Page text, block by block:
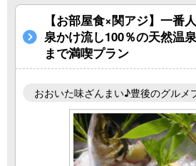
【お部屋食×関アジ】一番
泉かけ流し100％の天然温
まで満喫プラン
おおいた味ざんまい♪豊後のグルメ